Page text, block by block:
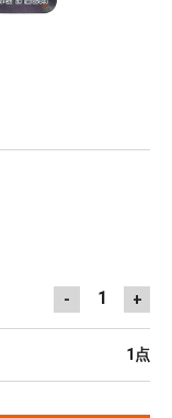
- 1 +
1点